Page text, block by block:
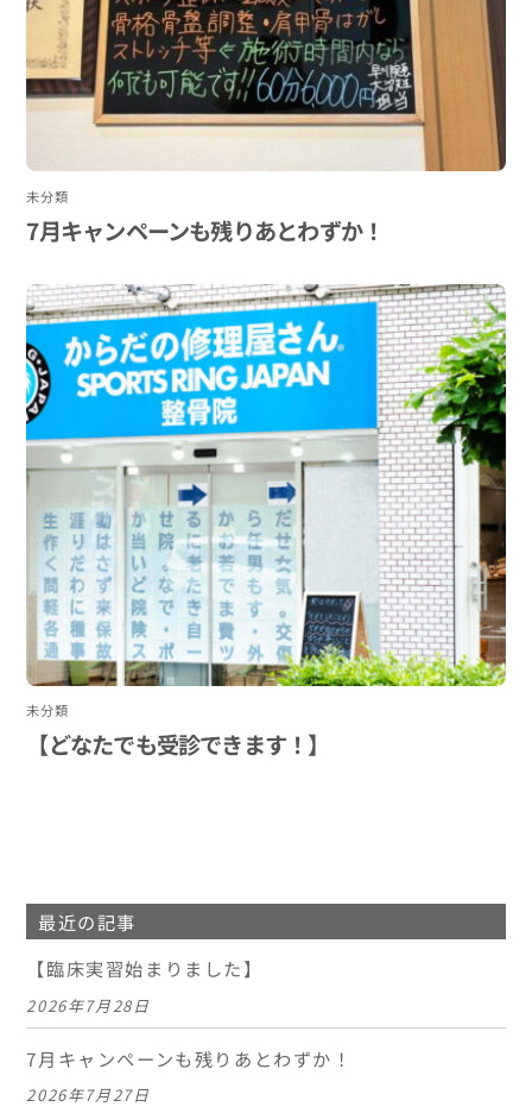
未分類
7月キャンペーンも残りあとわずか！
未分類
【どなたでも受診できます！】
最近の記事
【臨床実習始まりました】
2026年7月28日
7月キャンペーンも残りあとわずか！
2026年7月27日